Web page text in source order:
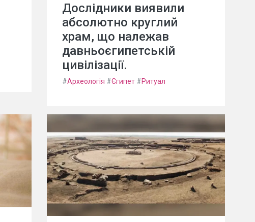
Дослідники виявили
абсолютно круглий
храм, що належав
давньоєгипетській
цивілізації.
#Археологія #Єгипет #Ритуал